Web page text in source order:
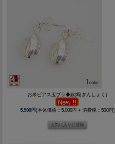
お米ピアス玉ブラ◆銀燭(ぎんしょく)
5,500円(本体価格：5,000円 + 消費税：500円)